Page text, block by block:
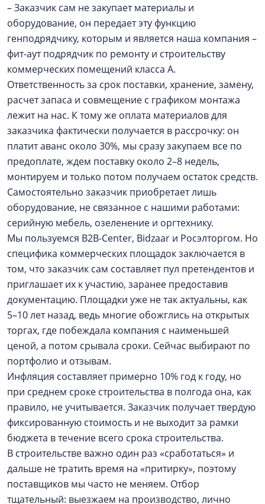
– Заказчик сам не закупает материалы и
оборудование, он передает эту функцию
генподрядчику, которым и является наша компания –
фит-аут подрядчик по ремонту и строительству
коммерческих помещений класса А.
Ответственность за срок поставки, хранение, замену,
расчет запаса и совмещение с графиком монтажа
лежит на нас. К тому же оплата материалов для
заказчика фактически получается в рассрочку: он
платит аванс около 30%, мы сразу закупаем все по
предоплате, ждем поставку около 2–8 недель,
монтируем и только потом получаем остаток средств.
Самостоятельно заказчик приобретает лишь
оборудование, не связанное с нашими работами:
серийную мебель, озеленение и оргтехнику.
Мы пользуемся B2B-Center, Bidzaar и Росэлторгом. Но
специфика коммерческих площадок заключается в
том, что заказчик сам составляет пул претендентов и
приглашает их к участию, заранее предоставив
документацию. Площадки уже не так актуальны, как
5–10 лет назад, ведь многие обожглись на открытых
торгах, где побеждала компания с наименьшей
ценой, а потом срывала сроки. Сейчас выбирают по
портфолио и отзывам.
Инфляция составляет примерно 10% год к году, но
при среднем сроке строительства в полгода она, как
правило, не учитывается. Заказчик получает твердую
фиксированную стоимость и не выходит за рамки
бюджета в течение всего срока строительства.
В строительстве важно один раз «сработаться» и
дальше не тратить время на «притирку», поэтому
поставщиков мы часто не меняем. Отбор
тщательный: выезжаем на производство, лично